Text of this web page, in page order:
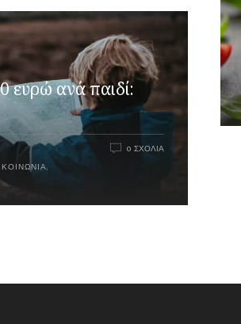
ευρώ ανά παιδί:
ΚΟΙΝΩΝΊΑ
0 ΣΧΌΛΙΑ